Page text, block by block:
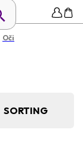
Oči
SORTING